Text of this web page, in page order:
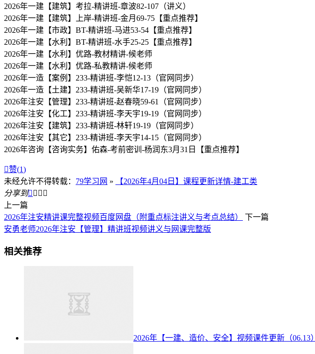
2026年一建【建筑】考拉-精讲班-章波82-107（讲义）
2026年一建【建筑】上岸-精讲班-金月69-75【重点推荐】
2026年一建【市政】BT-精讲班-马进53-54【重点推荐】
2026年一建【水利】BT-精讲班-水手25-25【重点推荐】
2026年一建【水利】优路-教材精讲-候老师
2026年一建【水利】优路-私教精讲-候老师
2026年一造【案例】233-精讲班-李恺12-13（官网同步）
2026年一造【土建】233-精讲班-吴新华17-19（官网同步）
2026年注安【管理】233-精讲班-赵春晓59-61（官网同步）
2026年注安【化工】233-精讲班-李天宇19-19（官网同步）
2026年注安【建筑】233-精讲班-林轩19-19（官网同步）
2026年注安【其它】233-精讲班-李天宇14-15（官网同步）
2026年咨询【咨询实务】佑森-考前密训-杨润东3月31日【重点推荐】
赞(1)
未经允许不得转载： 79学习网 »
【2026年4月04日】课程更新详情-建工类
分享到   
上一篇
2026年注安精讲课完整视频百度网盘（附重点标注讲义与考点总结）
下一篇
安勇老师2026年注安【管理】精讲班视频讲义与网课完整版
相关推荐
2026年【一建、造价、安全】视频课件更新（06.13）